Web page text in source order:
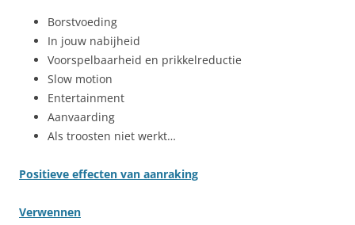
Borstvoeding
In jouw nabijheid
Voorspelbaarheid en prikkelreductie
Slow motion
Entertainment
Aanvaarding
Als troosten niet werkt…
Positieve effecten van aanraking
Verwennen